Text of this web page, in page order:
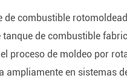
de combustible
tanque de combustible
proceso de moldeo por
ampliamente en sistemas